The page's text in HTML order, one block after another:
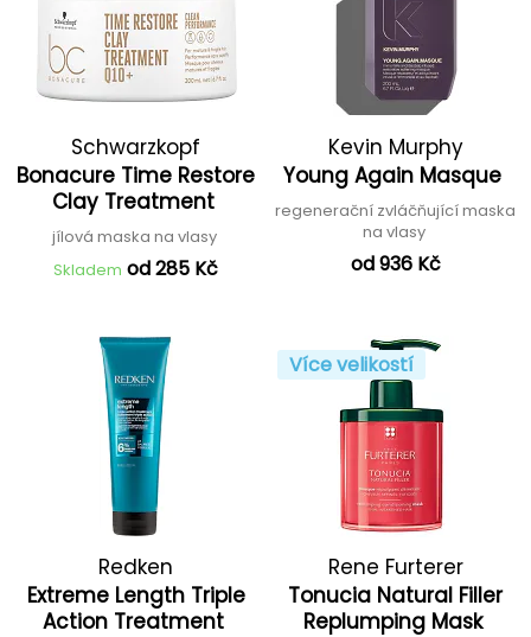
Schwarzkopf
Professional
Bonacure Time Restore
Clay Treatment
jílová maska na vlasy
Skladem od 285 Kč
Kevin Murphy
Young Again Masque
regenerační zvláčňující maska
na vlasy
od 936 Kč
Redken
Extreme Length Triple
Action Treatment
Více velikostí
Rene Furterer
Tonucia Natural Filler
Replumping Mask